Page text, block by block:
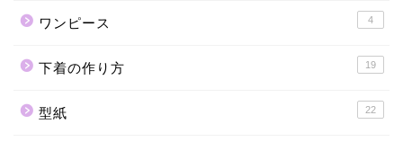
ワンピース 4
下着の作り方 19
型紙 22